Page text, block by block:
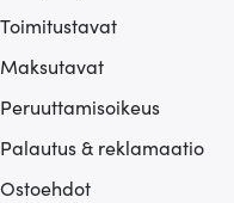
Toimitustavat
Maksutavat
Peruuttamisoikeus
Palautus & reklamaatio
Ostoehdot